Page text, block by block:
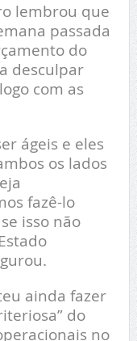
lembrou que
passada
do
desculpar
com as
ágeis e eles
os lados
fazê-lo
isso não
ainda fazer
do
no